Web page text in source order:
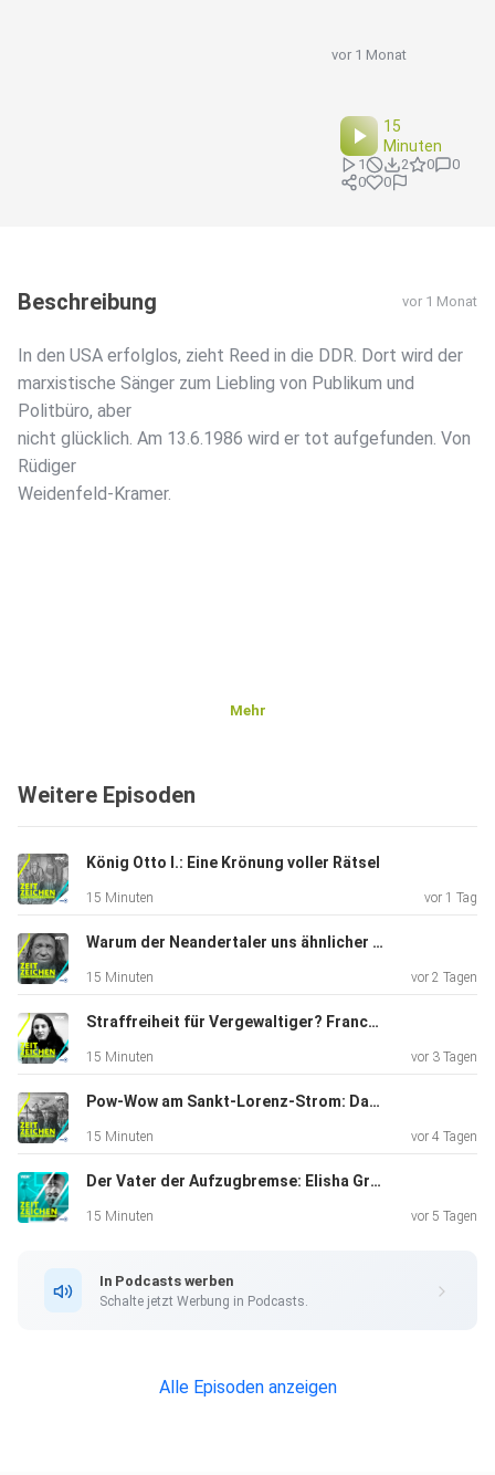
vor 1 Monat
15
Minuten
1 2 0
0
0
0
Beschreibung vor 1 Monat
In den USA erfolglos, zieht Reed in die DDR. Dort wird der
marxistische Sänger zum Liebling von Publikum und
Politbüro, aber
nicht glücklich. Am 13.6.1986 wird er tot aufgefunden. Von
Rüdiger
Weidenfeld-Kramer.
Mehr
Weitere Episoden
König Otto I.: Eine Krönung voller Rätsel
15 Minuten vor 1 Tag
Warum der Neandertaler uns ähnlicher ist, als wir denken
15 Minuten vor 2 Tagen
Straffreiheit für Vergewaltiger? Franca Violas mutiges Nein
15 Minuten vor 3 Tagen
Pow-Wow am Sankt-Lorenz-Strom: Das Ende der Biberkriege
15 Minuten vor 4 Tagen
Der Vater der Aufzugbremse: Elisha Graves Otis
15 Minuten vor 5 Tagen
In Podcasts werben
Schalte jetzt Werbung in Podcasts.
Alle Episoden anzeigen